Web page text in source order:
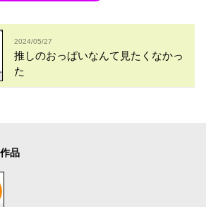
2024/05/27
推しのおっぱいなんて見たくなかっ
た
品